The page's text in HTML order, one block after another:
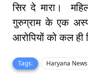
सिर दे मारा।
गुरुग्राम के एक
आरोपियों को कल ही
Tags: Haryana News